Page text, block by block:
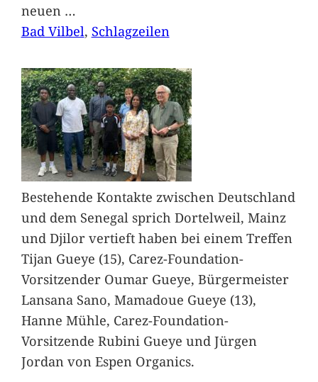
neuen …
Bad Vilbel, Schlagzeilen
Bestehende Kontakte zwischen Deutschland
und dem Senegal sprich Dortelweil, Mainz
und Djilor vertieft haben bei einem Treffen
Tijan Gueye (15), Carez-Foundation-
Vorsitzender Oumar Gueye, Bürgermeister
Lansana Sano, Mamadoue Gueye (13),
Hanne Mühle, Carez-Foundation-
Vorsitzende Rubini Gueye und Jürgen
Jordan von Espen Organics.